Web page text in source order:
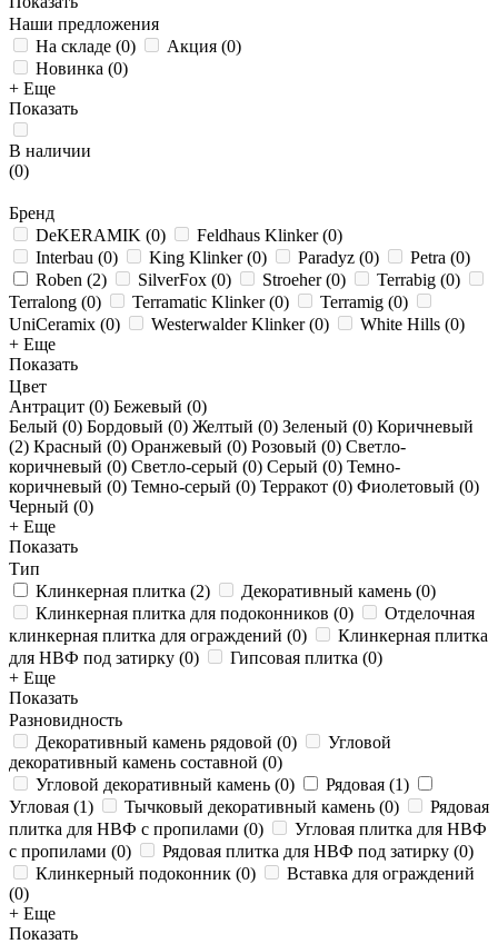
Наши предложения
На складе (0) Акция (0)
Новинка (0)
+ Еще
Показать
В наличии
(0)
Бренд
DeKERAMIK (0) Feldhaus Klinker(0)
Interbau (0) King Klinker(0) Paradyz (0) Petra (0)
Roben (2) SilverFox (0) Stroeher(0) Terrabig (0)
Terralong (0) Terramatic Klinker(0) Terramig (0)
UniCeramix (0) Westerwalder Klinker(0) White Hills (0)
+ Еще
Показать
Цвет
Антрацит (0) Бежевый (0)
Белый (0) Бордовый (0) Желтый (0) Зеленый (0) Коричневый
(2) Красный (0) Оранжевый (0) Розовый (0) Светло-
коричневый (0) Светло-серый (0) Серый (0) Темно-
коричневый (0) Темно-серый (0) Терракот (0) Фиолетовый (0)
Черный (0)
+ Еще
Показать
Тип
Клинкерная плитка (2) Декоративный камень (0)
Клинкерная плитка для подоконников (0)
Отделочная
клинкерная плитка для ограждений (0)
Клинкерная плитка
для НВФ под затирку (0) Гипсовая плитка (0)
+ Еще
Показать
Разновидность
Декоративный камень рядовой (0)
Угловой
декоративный камень составной (0)
Угловой декоративный камень (0) Рядовая (1)
Угловая (1) Тычковый декоративный камень (0)
Рядовая
плитка для НВФ с пропилами (0)
Угловая плитка для НВФ
с пропилами (0) Рядовая плитка для НВФ под затирку (0)
Клинкерный подоконник (0)
Вставка для ограждений
(0)
+ Еще
Показать